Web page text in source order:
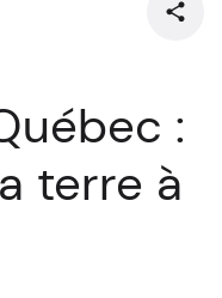
:
terre à